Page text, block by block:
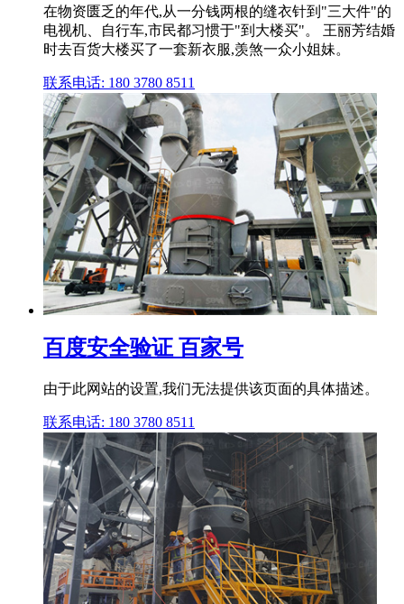
在物资匮乏的年代,从一分钱两根的缝衣针到"三大件"的
电视机、自行车,市民都习惯于"到大楼买"。 王丽芳结婚
时去百货大楼买了一套新衣服,羡煞一众小姐妹。
联系电话: 180 3780 8511
百度安全验证 百家号
由于此网站的设置,我们无法提供该页面的具体描述。
联系电话: 180 3780 8511